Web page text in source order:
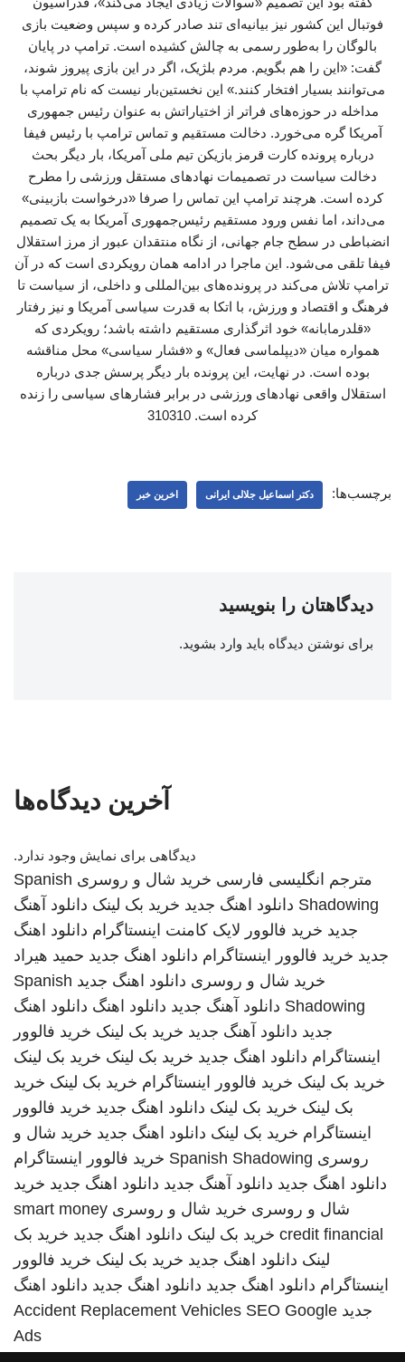
فوتبال این کشور نیز بیانیه‌ای تند صادر کرده و سپس وضعیت بازی
بالوگان را به‌طور رسمی به چالش کشیده است. ترامپ در پایان
گفت: «این را هم بگویم. مردم بلژیک، اگر در این بازی پیروز شوند،
می‌توانند بسیار افتخار کنند.» این نخستین‌بار نیست که نام ترامپ با
مداخله در حوزه‌های فراتر از اختیاراتش به عنوان رئیس جمهوری
آمریکا گره می‌خورد. دخالت مستقیم و تماس ترامپ با رئیس فیفا
درباره پرونده کارت قرمز بازیکن تیم ملی آمریکا، بار دیگر بحث
دخالت سیاست در تصمیمات نهادهای مستقل ورزشی را مطرح
کرده است. هرچند ترامپ این تماس را صرفا «درخواست بازبینی»
می‌داند، اما نفس ورود مستقیم رئیس‌جمهوری آمریکا به یک تصمیم
انضباطی در سطح جام جهانی، از نگاه منتقدان عبور از مرز استقلال
فیفا تلقی می‌شود. این ماجرا در ادامه همان رویکردی است که در آن
ترامپ تلاش می‌کند در پرونده‌های بین‌المللی و داخلی، از سیاست تا
فرهنگ و اقتصاد و ورزش، با اتکا به قدرت سیاسی آمریکا و نیز رفتار
«قلدرمابانه» خود اثرگذاری مستقیم داشته باشد؛ رویکردی که
همواره میان «دیپلماسی فعال» و «فشار سیاسی» محل مناقشه
بوده است. در نهایت، این پرونده بار دیگر پرسش جدی درباره
استقلال واقعی نهادهای ورزشی در برابر فشارهای سیاسی را زنده
کرده است. 310310
برچسب‌ها: دکتر اسماعیل جلالی ایرانی اخرین خبر
دیدگاهتان را بنویسید
برای نوشتن دیدگاه باید وارد بشوید.
آخرین دیدگاه‌ها
دیدگاهی برای نمایش وجود ندارد.
مترجم انگلیسی فارسی خرید شال و روسری Spanish
Shadowing دانلود اهنگ جدید خرید بک لینک دانلود آهنگ
جدید خرید فالوور لایک کامنت اینستاگرام دانلود اهنگ
جدید خرید فالوور اینستاگرام دانلود اهنگ جدید حمید هیراد
خرید شال و روسری دانلود اهنگ جدید Spanish
Shadowing دانلود آهنگ جدید دانلود اهنگ دانلود اهنگ
جدید دانلود آهنگ جدید خرید بک لینک خرید فالوور
اینستاگرام دانلود اهنگ جدید خرید بک لینک خرید بک لینک
خرید بک لینک خرید فالوور اینستاگرام خرید بک لینک خرید
بک لینک خرید بک لینک دانلود اهنگ جدید خرید فالوور
اینستاگرام خرید بک لینک دانلود اهنگ جدید خرید شال و
روسری Spanish Shadowing خرید فالوور اینستاگرام
دانلود اهنگ جدید دانلود آهنگ جدید دانلود اهنگ جدید خرید
شال و روسری خرید شال و روسری smart money
credit financial خرید بک لینک دانلود اهنگ جدید خرید بک
لینک دانلود اهنگ جدید خرید بک لینک خرید فالوور
اینستاگرام دانلود اهنگ جدید دانلود اهنگ جدید دانلود اهنگ
جدید
Accident Replacement Vehicles SEO Google
Ads